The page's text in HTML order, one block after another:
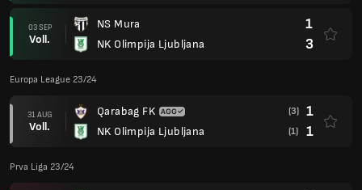
03 SEP
Voll.
NS Mura
NK Olimpija Ljubljana
1
3
Europa League 23/24
31 AUG
Voll.
Qarabag FK
NK Olimpija Ljubljana
(3) 1
(1) 1
Prva Liga 23/24